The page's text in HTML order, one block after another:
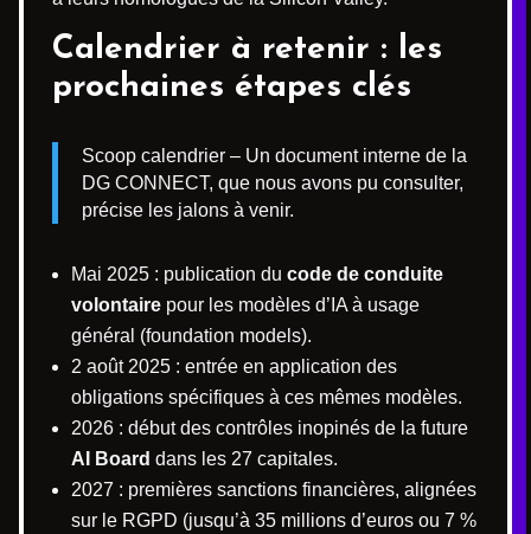
Calendrier à retenir : les
prochaines étapes clés
Scoop calendrier – Un document interne de la
DG CONNECT, que nous avons pu consulter,
précise les jalons à venir.
Mai 2025 : publication du code de conduite
volontaire pour les modèles d’IA à usage
général (foundation models).
2 août 2025 : entrée en application des
obligations spécifiques à ces mêmes modèles.
2026 : début des contrôles inopinés de la future
AI Board dans les 27 capitales.
2027 : premières sanctions financières, alignées
sur le RGPD (jusqu’à 35 millions d’euros ou 7 %